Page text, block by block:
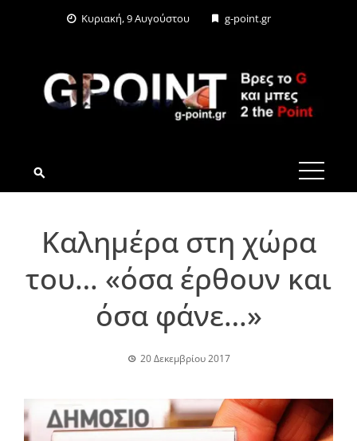
Κυριακή, 9 Αυγούστου g-point.gr
G-POINT.GR
Καλημέρα στη χώρα
του… «όσα έρθουν και
όσα φάνε…»
20 Δεκεμβρίου 2017